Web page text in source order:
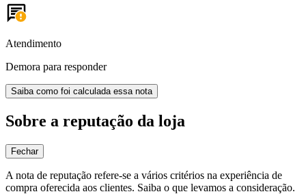
Atendimento
Demora para responder
Saiba como foi calculada essa nota
Sobre a reputação da loja
Fechar
A nota de reputação refere-se a vários critérios na experiência de
compra oferecida aos clientes. Saiba o que levamos a consideração.